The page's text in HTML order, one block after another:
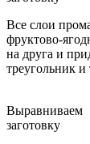
Все слои
фруктово-
на друга и
треугольник и
Выравниваем
заготовку